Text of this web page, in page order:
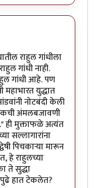
राहुल गांधीला
गांधी नाही.
गांधी आहे. पण
महाभारत युद्धात
नोटबंदी केली
अंमलबजावणी
ही मुक्ताफळे अत्यंत
सल्लागारांना
पिचकाऱ्या मारून
हे राहुलच्या
ते सुद्धा
हात टेकलेत?